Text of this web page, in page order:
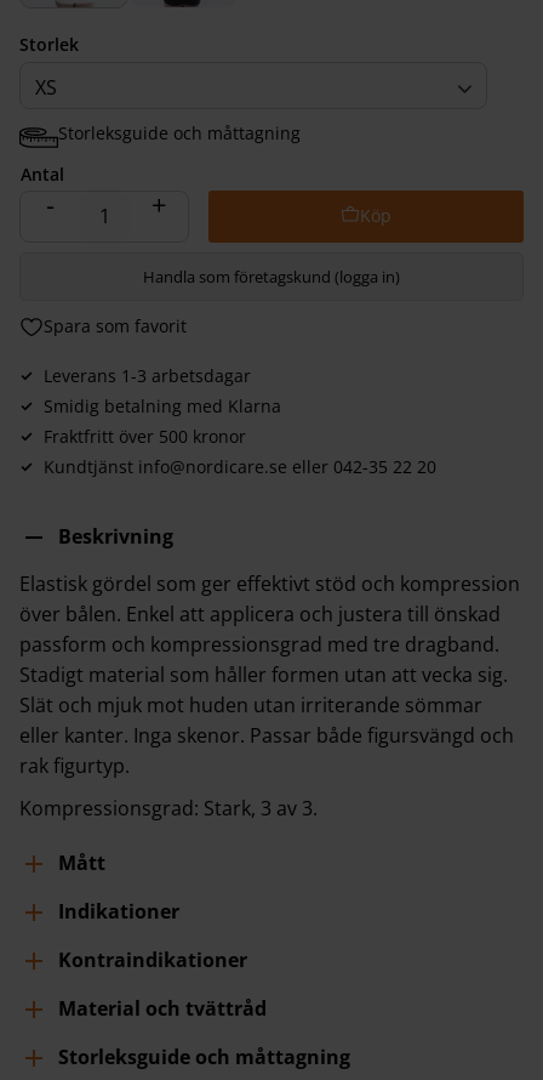
Storlek
XS
Storleksguide och måttagning
Antal
+
-
Lägg till i favoriter
Handla som företagskund (logga in)
Leverans 1-3 arbetsdagar
Smidig betalning med Klarna
Fraktfritt över 500 kronor
Kundtjänst info@nordicare.se eller 042-35 22 20
Beskrivning
Elastisk gördel som ger effektivt stöd och kompression
över bålen. Enkel att applicera och justera till önskad
passform och kompressionsgrad med tre dragband.
Stadigt material som håller formen utan att vecka sig.
Slät och mjuk mot huden utan irriterande sömmar
eller kanter. Inga skenor. Passar både figursvängd och
rak figurtyp.
Kompressionsgrad: Stark, 3 av 3.
Mått
Indikationer
Kontraindikationer
Material och tvättråd
Storleksguide och måttagning